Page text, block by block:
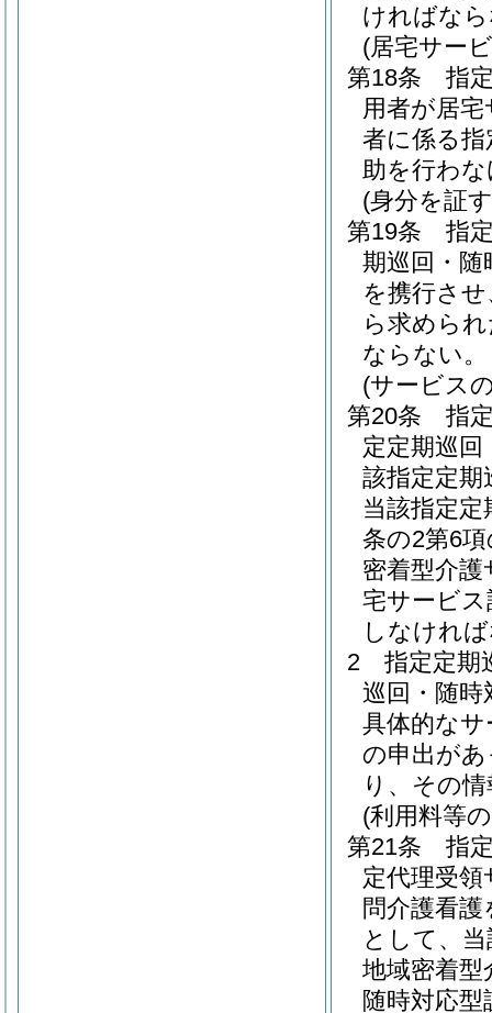
ければな
(居宅サー
第18条
指
用者が居
者に係る
助を行わ
(身分を証
第19条
指
期巡回・随
を携行さ
ら求めら
ならない。
(サービス
第20条
指
定定期巡
該指定定期
当該指定
条の2第6
密着型介
宅サービ
しなけれ
2
指定定期
巡回・随
具体的な
の申出が
り、その
(利用料等
第21条
指
定代理受
問介護看
として、
地域密着型
随時対応